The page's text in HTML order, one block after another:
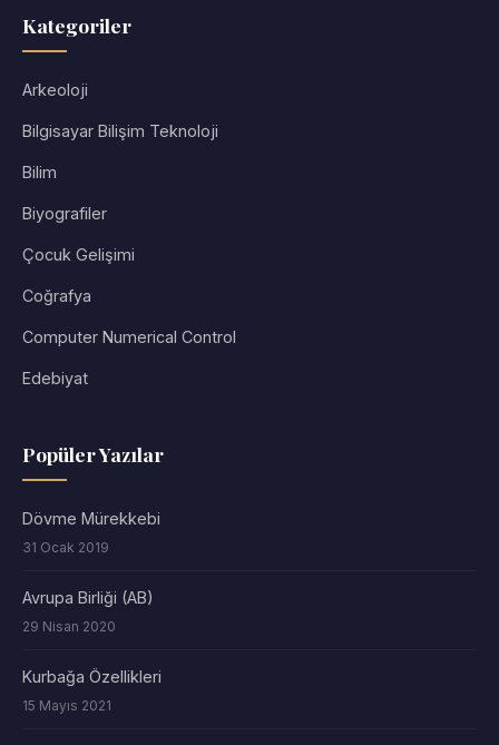
Kategoriler
Arkeoloji
Bilgisayar Bilişim Teknoloji
Bilim
Biyografiler
Çocuk Gelişimi
Coğrafya
Computer Numerical Control
Edebiyat
Popüler Yazılar
Dövme Mürekkebi
31 Ocak 2019
Avrupa Birliği (AB)
29 Nisan 2020
Kurbağa Özellikleri
15 Mayıs 2021